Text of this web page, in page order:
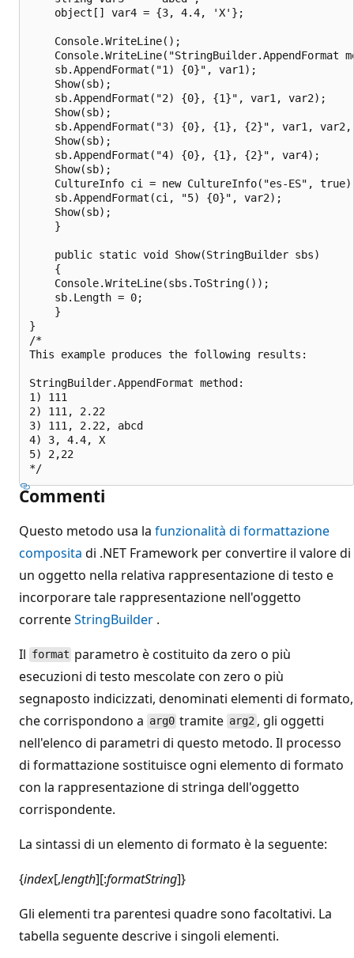
    object[] var4 = {3, 4.4, 'X'};
    Console.WriteLine();
Console.WriteLine("StringBuilder.AppendFormat
    sb.AppendFormat("1) {0}", var1);
    Show(sb);
    sb.AppendFormat("2) {0}, {1}", var1, var2);
    Show(sb);
sb.AppendFormat("3) {0}, {1}, {2}", var1,
    Show(sb);
    sb.AppendFormat("4) {0}, {1}, {2}", var4);
    Show(sb);
CultureInfo ci = new CultureInfo("es-ES",
    sb.AppendFormat(ci, "5) {0}", var2);
    Show(sb);
    }
    public static void Show(StringBuilder sbs)
    {
    Console.WriteLine(sbs.ToString());
    sb.Length = 0;
    }
}
/*
This example produces the following results:
StringBuilder.AppendFormat method:
1) 111
2) 111, 2.22
3) 111, 2.22, abcd
4) 3, 4.4, X
5) 2,22
Commenti
Questo metodo usa la funzionalità di formattazione
composita di .NET Framework per convertire il valore di
un oggetto nella relativa rappresentazione di testo e
incorporare tale rappresentazione nell'oggetto
correnteStringBuilder .
Il format parametro è costituito da zero o più
esecuzioni di testo mescolate con zero o più
segnaposto indicizzati, denominati elementi di formato,
che corrispondono a arg0 tramite arg2, gli oggetti
nell'elenco di parametri di questo metodo. Il processo
di formattazione sostituisce ogni elemento di formato
con la rappresentazione di stringa dell'oggetto
corrispondente.
La sintassi di un elemento di formato è la seguente:
{index[,length][:formatString]}
Gli elementi tra parentesi quadre sono facoltativi. La
tabella seguente descrive i singoli elementi.